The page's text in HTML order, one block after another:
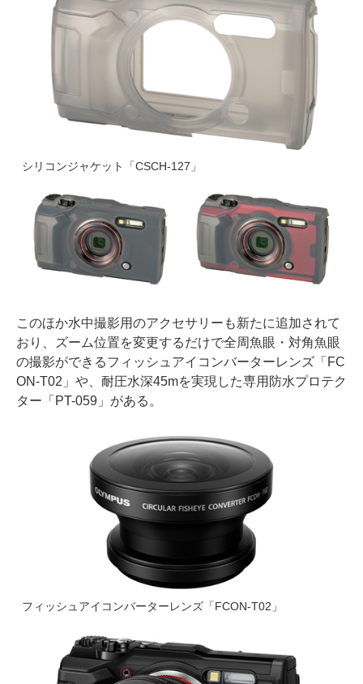
シリコンジャケット「CSCH-127」
このほか水中撮影用のアクセサリーも新たに追加されて
おり、ズーム位置を変更するだけで全周魚眼・対角魚眼
の撮影ができるフィッシュアイコンバーターレンズ「FC
ON-T02」や、耐圧水深45mを実現した専用防水プロテク
ター「PT-059」がある。
フィッシュアイコンバーターレンズ「FCON-T02」